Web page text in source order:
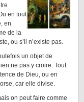
en tout
en
de la
ou s’il n’existe pas.
un objet de
ne pas y croire. Tout
de Dieu, ou en
car elle divise.
on peut faire comme